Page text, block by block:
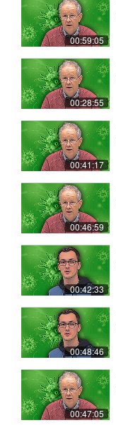
00:59:05
00:28:55
00:41:17
00:46:59
00:42:33
00:48:46
00:47:05